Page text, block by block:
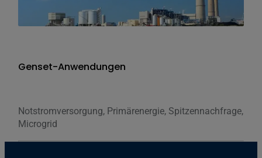
Genset-Anwendungen
Notstromversorgung, Primärenergie, Spitzennachfrage,
Microgrid